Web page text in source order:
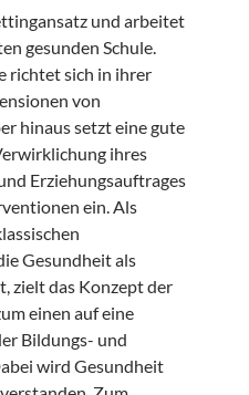
und arbeitet
gesunden Schule.
richtet sich in ihrer
von
hinaus setzt eine gute
ihres
Erziehungsauftrages
ein. Als
Gesundheit als
zielt das Konzept der
einen auf eine
Bildungs- und
wird Gesundheit